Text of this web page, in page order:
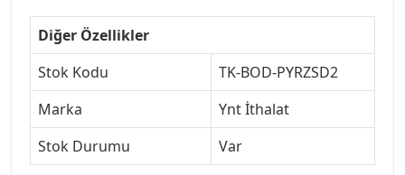
Diğer Özellikler
Stok Kodu
TK-BOD-PYRZSD2
Marka
Ynt İthalat
Stok Durumu
Var